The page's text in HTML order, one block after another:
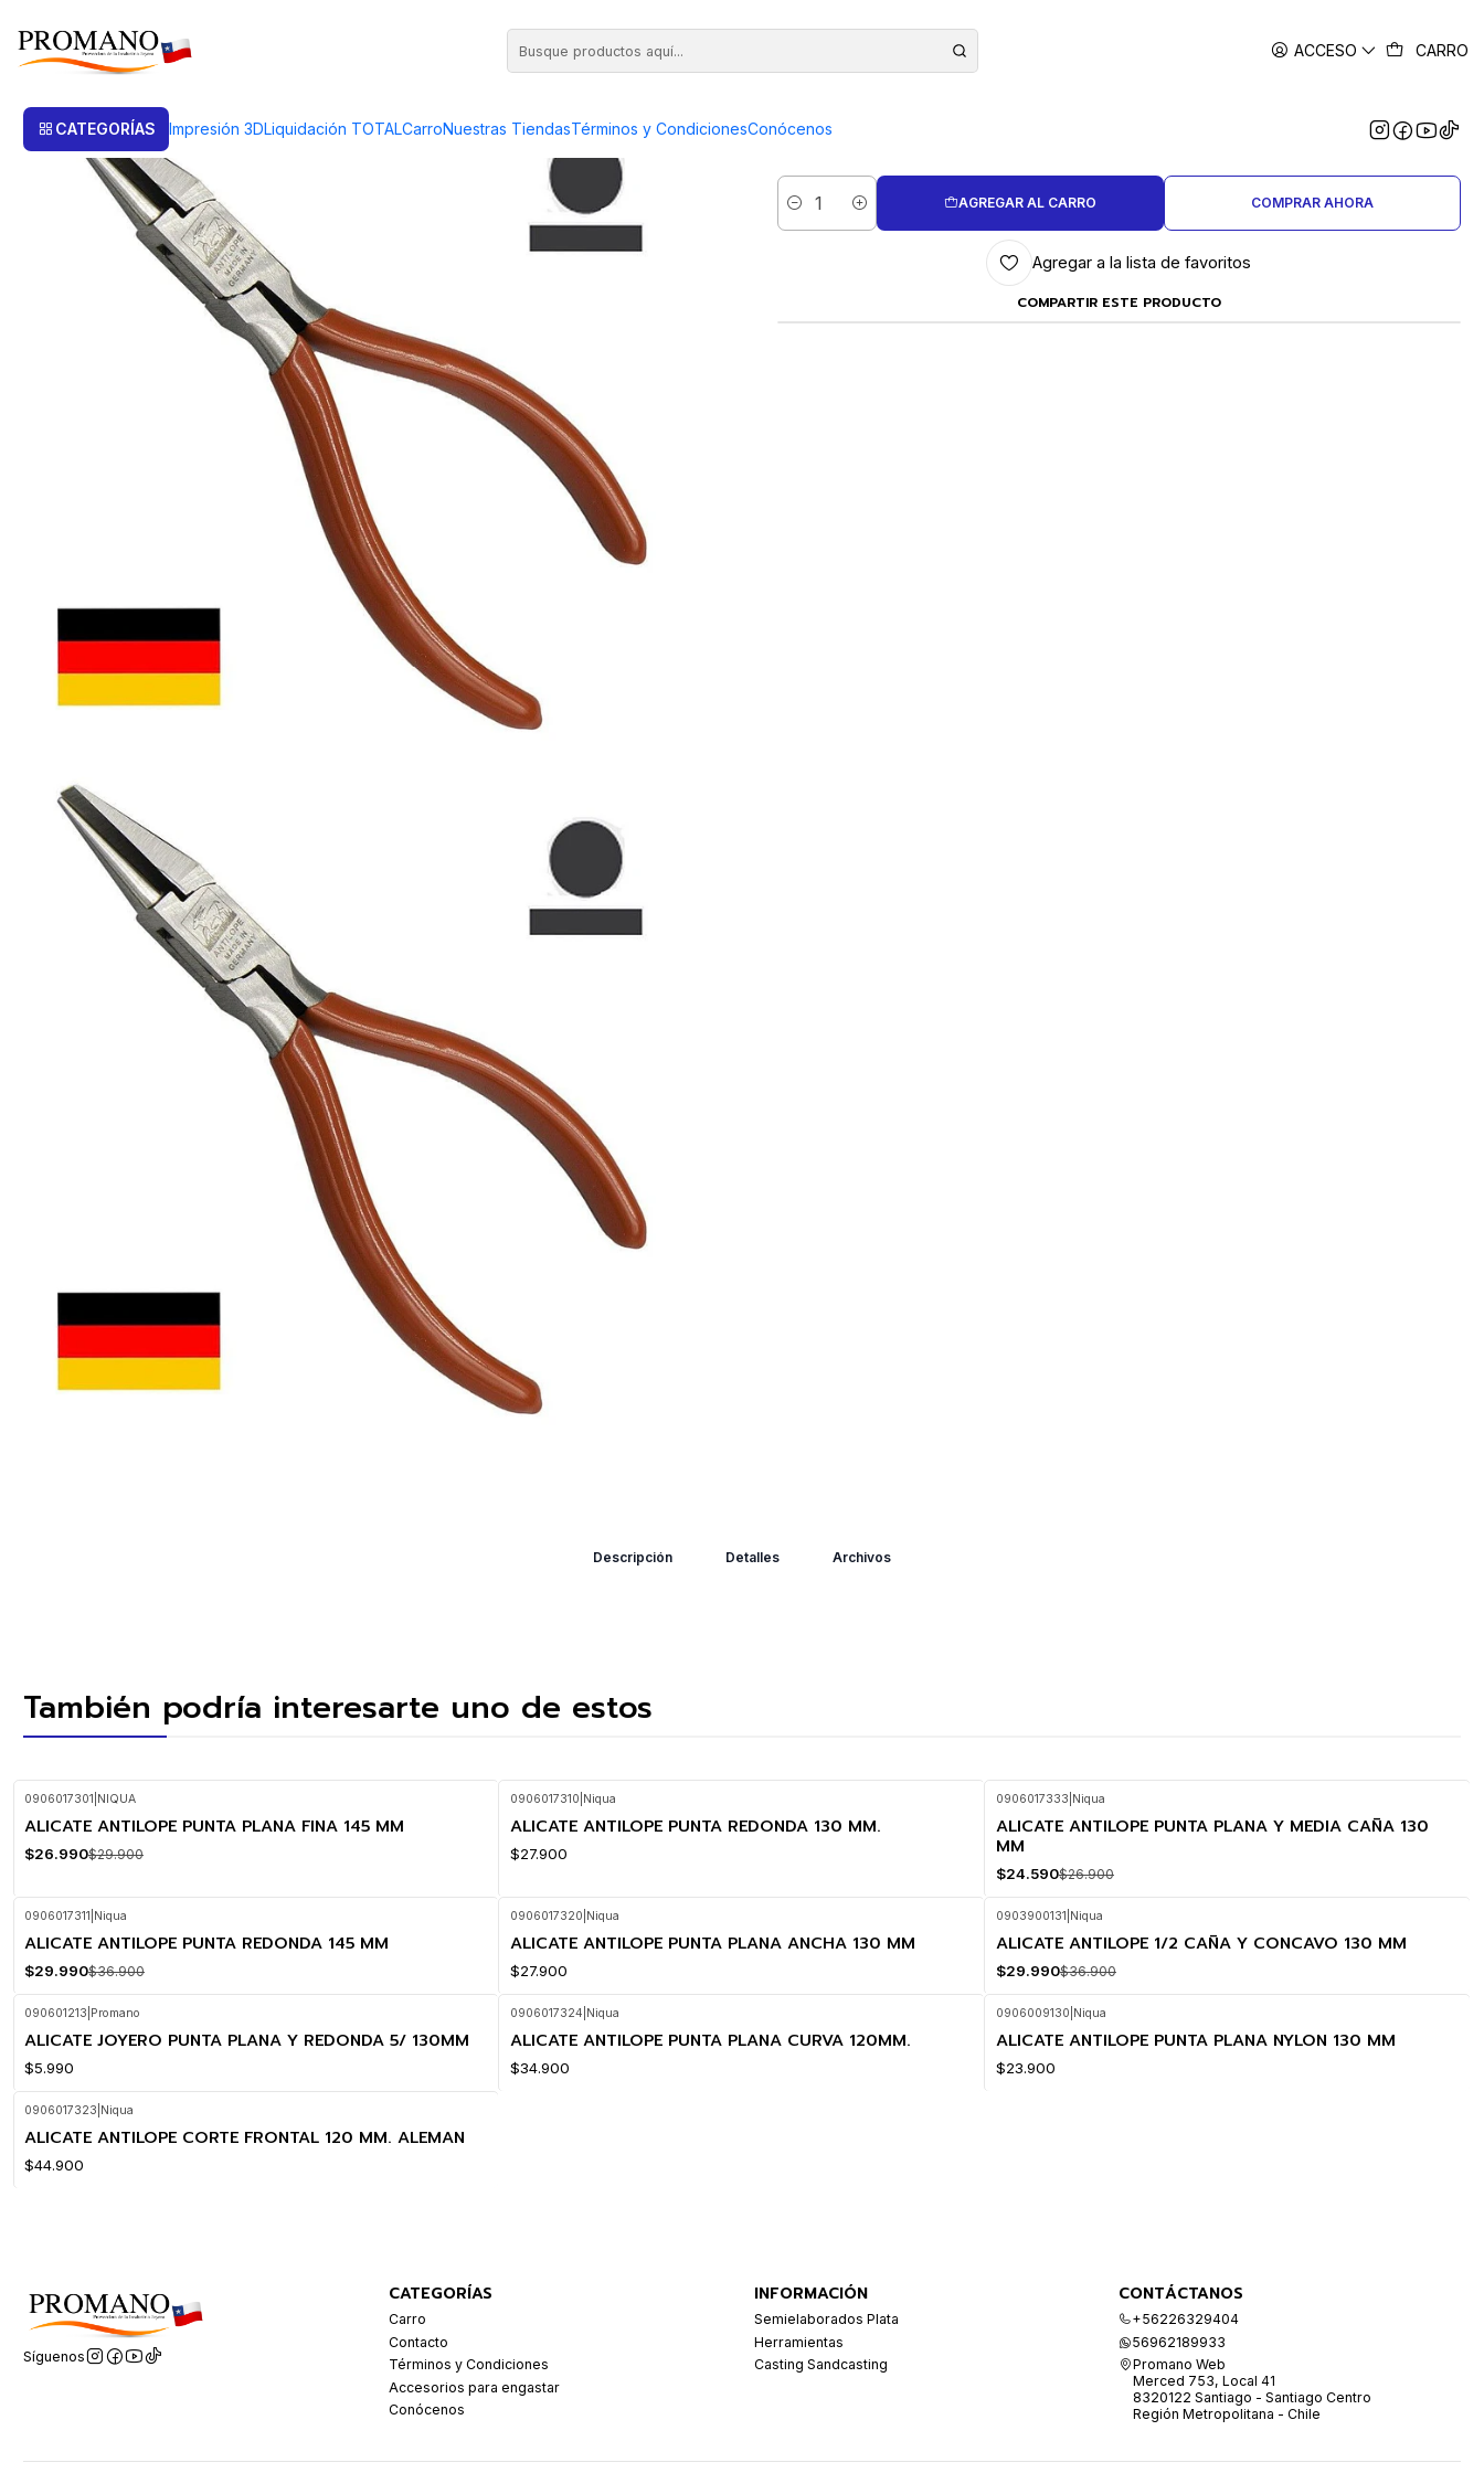
ACCESO CARRO
CATEGORÍAS Impresión 3DLiquidación TOTALCarroNuestras TiendasTérminos y CondicionesConócenos ALICATE ANTILOPE PUNTA PLANA Y
Cantidad
AGREGAR AL CARRO COMPRAR AHORA
Agregar a la lista de favoritos
COMPARTIR ESTE PRODUCTO
Descripción Detalles Archivos
También podría interesarte uno de estos
-10%
OFF
0906017301 NIQUA
ALICATE ANTILOPE PUNTA PLANA FINA 145 MM
$26.990$29.900
0906017310 Niqua
ALICATE ANTILOPE PUNTA REDONDA 130 MM.
$27.900
-9%
OFF
0906017333 Niqua
ALICATE ANTILOPE PUNTA PLANA Y MEDIA CAÑA 130
MM
$24.590$26.900
-19%
OFF
0906017311 Niqua
ALICATE ANTILOPE PUNTA REDONDA 145 MM
$29.990$36.900
0906017320 Niqua
ALICATE ANTILOPE PUNTA PLANA ANCHA 130 MM
$27.900
-19%
OFF
0903900131 Niqua
ALICATE ANTILOPE 1/2 CAÑA Y CONCAVO 130 MM
$29.990$36.900
090601213 Promano
ALICATE JOYERO PUNTA PLANA Y REDONDA 5/ 130MM
$5.990
0906017324 Niqua
ALICATE ANTILOPE PUNTA PLANA CURVA 120MM.
$34.900
0906009130 Niqua
ALICATE ANTILOPE PUNTA PLANA NYLON 130 MM
$23.900
0906017323 Niqua
ALICATE ANTILOPE CORTE FRONTAL 120 MM. ALEMAN
$44.900
Síguenos
CATEGORÍAS
Carro
Contacto
Términos y Condiciones
Accesorios para engastar
Conócenos
INFORMACIÓN
Semielaborados Plata
Herramientas
Casting Sandcasting
CONTÁCTANOS
+56226329404
56962189933
Promano Web
Merced 753, Local 41
8320122 Santiago - Santiago Centro
Región Metropolitana - Chile